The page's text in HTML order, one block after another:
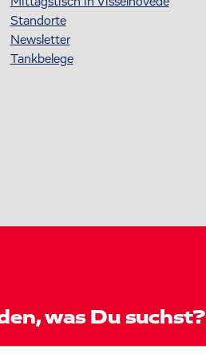
Standorte
Newsletter
Tankbelege
was Du suchst?